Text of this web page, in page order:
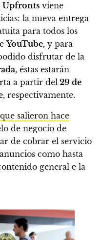
Upfronts viene
la nueva entrega
para todos los
YouTube, y para
disfrutar de la
, éstas estarán
a partir del 29 de
, respectivamente.
salieron hace
de negocio de
de cobrar el servicio
como hasta
general e la